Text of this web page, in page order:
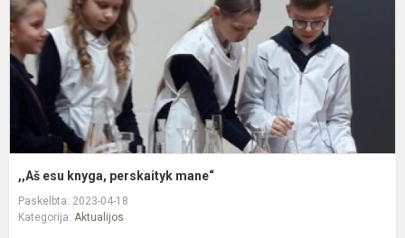
,,Aš esu knyga, perskaityk mane“
Paskelbta: 2023-04-18
Kategorija: Aktualijos